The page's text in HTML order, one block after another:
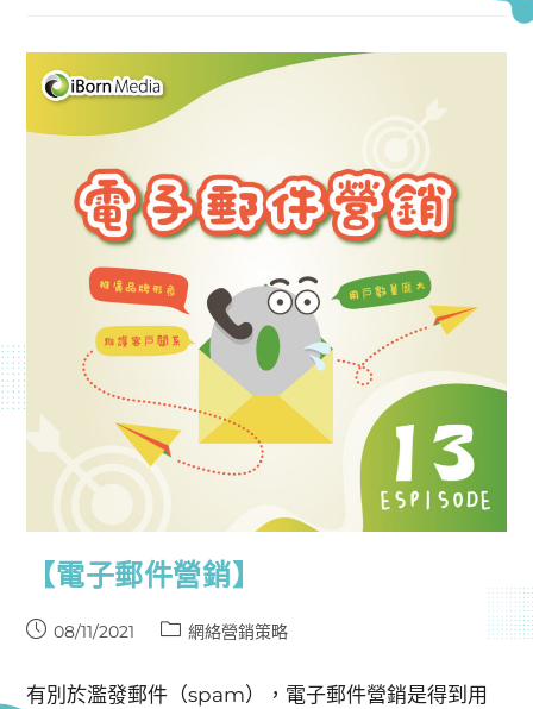
【電子郵件營銷】
08/11/2021 網絡營銷策略
有別於濫發郵件（spam），電子郵件營銷是得到用